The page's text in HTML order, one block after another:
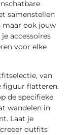
samenstellen
maar ook jouw
accessoires
voor elke
van
figuur flatteren.
de specifieke
wandelen in
Laat je
outfits